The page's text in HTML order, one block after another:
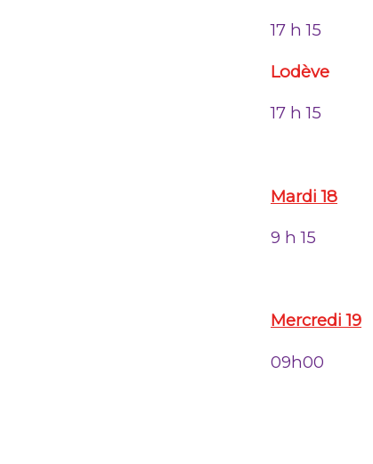
17 h 15
Lodève
17 h 15
Mardi 18
9 h 15
Mercredi 19
09h00